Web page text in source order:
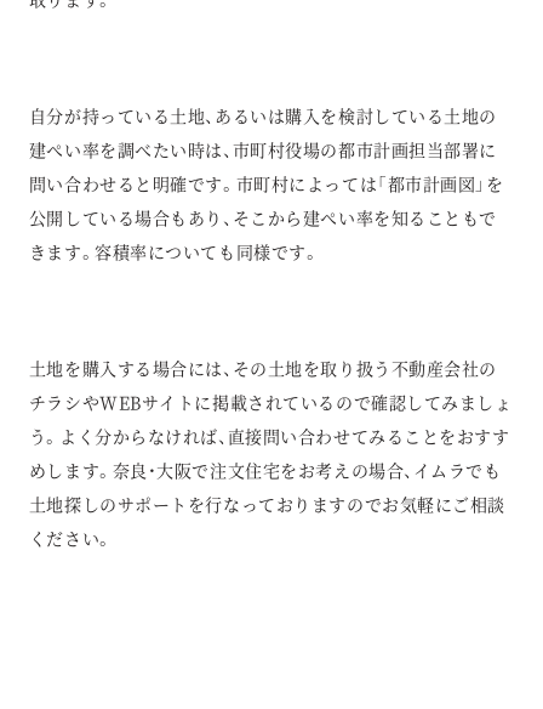
自分が持っている土地、あるいは購入を検討している土地の
建ぺい率を調べたい時は、市町村役場の都市計画担当部署に
問い合わせると明確です。市町村によっては「都市計画図」を
公開している場合もあり、そこから建ぺい率を知ることもで
きます。容積率についても同様です。
土地を購入する場合には、その土地を取り扱う不動産会社の
チラシやWEBサイトに掲載されているので確認してみましょ
う。よく分からなければ、直接問い合わせてみることをおすす
めします。奈良・大阪で注文住宅をお考えの場合、イムラでも
土地探しのサポートを行なっておりますのでお気軽にご相談
ください。